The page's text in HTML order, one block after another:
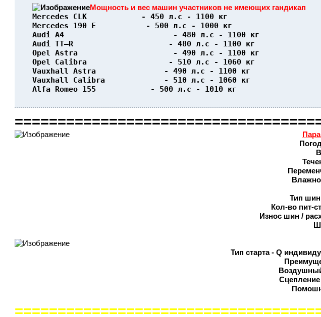
Мощность и вес машин участников не имеющих гандикап
Mercedes CLK            - 450 л.с - 1100 кг
Mercedes 190 E           - 500 л.с - 1000 кг
Audi A4                        - 480 л.с - 1100 кг
Audi TT–R                     - 480 л.с - 1100 кг
Opel Astra                     - 490 л.с - 1100 кг
Opel Calibra                  - 510 л.с - 1060 кг
Vauxhall Astra               - 490 л.с - 1100 кг
Vauxhall Calibra             - 510 л.с - 1060 кг
Alfa Romeo 155            - 500 л.с - 1010 кг
Тип шин
Кол-во пит-
Износ шин /
Тип старта - Q
Сцепление